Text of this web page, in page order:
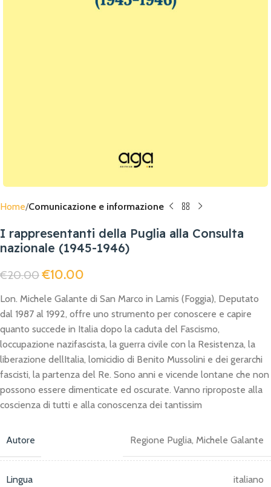
Home Comunicazione e informazione
I rappresentanti della Puglia alla Consulta
nazionale (1945-1946)
€20.00 €10.00
Lon. Michele Galante di San Marco in Lamis (Foggia), Deputato
dal 1987 al 1992, offre uno strumento per conoscere e capire
quanto succede in Italia dopo la caduta del Fascismo,
loccupazione nazifascista, la guerra civile con la Resistenza, la
liberazione dellItalia, lomicidio di Benito Mussolini e dei gerarchi
fascisti, la partenza del Re. Sono anni e vicende lontane che non
possono essere dimenticate ed oscurate. Vanno riproposte alla
coscienza di tutti e alla conoscenza dei tantissim
Autore Regione Puglia, Michele Galante
Lingua italiano